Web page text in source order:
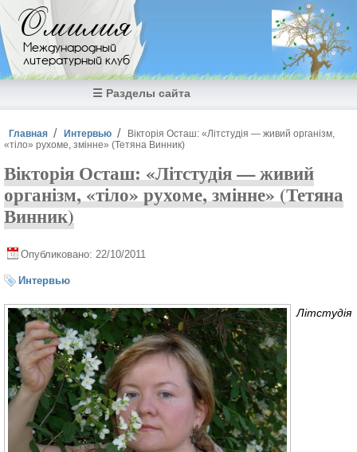
Перейти к основному содержанию
Омилия
Международный
литературный клуб
☰ Разделы сайта
Вы здесь
Главная Интервью
Вікторія Осташ: «Літстудія — живий організм,
«тіло» рухоме, змінне» (Тетяна Винник)
Вікторія Осташ: «Літстудія — живий
організм, «тіло» рухоме, змінне» (Тетяна
Винник)
Опубликовано: 22/10/2011
Интервью
Літстудія